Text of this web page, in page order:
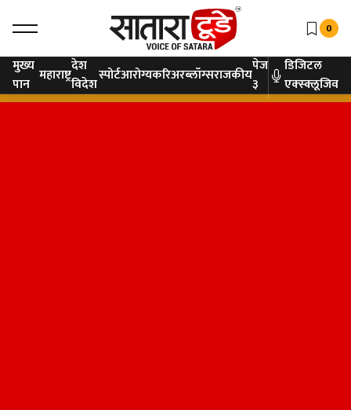
0
मुख्य
पान महाराष्ट्रदेश
विदेशस्पोर्टआरोग्यकरिअरब्लॉग्सराजकीयपेज
३
डिजिटल
एक्स्क्लूजिव